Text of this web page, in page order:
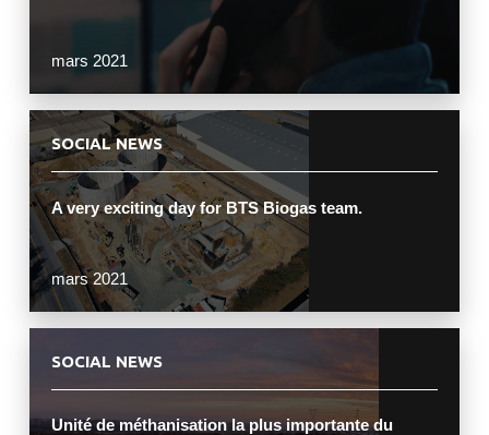
mars 2021
SOCIAL NEWS
A very exciting day for BTS Biogas team.
mars 2021
SOCIAL NEWS
Unité de méthanisation la plus importante du